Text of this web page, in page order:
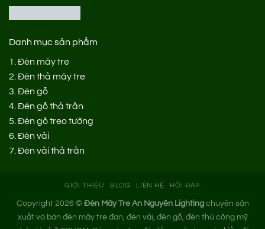
Danh mục sản phẩm
1.Đèn mây tre
2.Đèn thả mây tre
3.Đèn gỗ
4.Đèn gỗ thả trần
5.Đèn gỗ treo tường
6.Đèn vải
7.Đèn vải thả trần
GIỚI THIỆU BLOG LIÊN HỆ HỎI ĐÁP
Copyright 2026 © Đèn Mây Tre An Nguyên Lightingchuyên sản
xuất và bán đèn mây tre đan, đèn vải, đèn gỗ, đèn thủ công mỹ